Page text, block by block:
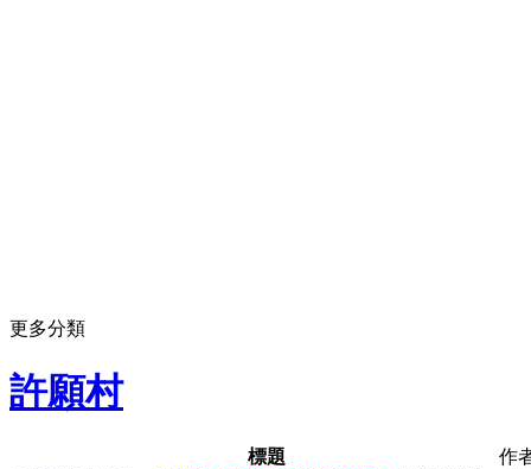
更多分類
許願村
標題
作